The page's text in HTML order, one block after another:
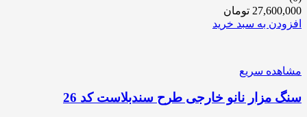
27,600,000 تومان
افزودن به سبد خرید
مشاهده سریع
سنگ مزار نانو خارجی طرح سندبلاست کد 26